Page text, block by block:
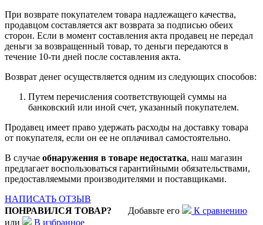
При возврате покупателем товара надлежащего качества,
продавцом составляется акт возврата за подписью обеих
сторон. Если в момент составления акта продавец не передал
деньги за возвращенный товар, то деньги передаются в
течение 10-ти дней после составления акта.
Возврат денег осуществляется одним из следующих способов:
Путем перечисления соответствующей суммы на
банковский или иной счет, указанный покупателем.
Продавец имеет право удержать расходы на доставку товара
от покупателя, если он ее не оплачивал самостоятельно.
В случае обнаружения в товаре недостатка, наш магазин
предлагает воспользоваться гарантийными обязательствами,
предоставляемыми производителями и поставщиками.
НАПИСАТЬ ОТЗЫВ
ПОНРАВИЛСЯ ТОВАР? Добавьте его
К сравнению
или
В избранное